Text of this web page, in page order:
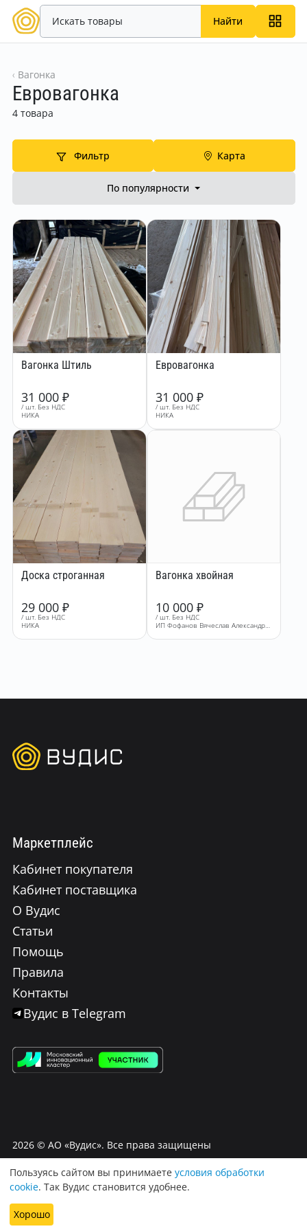
Найти
Вагонка
Евровагонка
4 товара
Фильтр
По популярности
Карта
Вагонка Штиль
31 000 ₽
/ шт. Без НДС
НИКА
Евровагонка
31 000 ₽
/ шт. Без НДС
НИКА
Доска строганная
29 000 ₽
/ шт. Без НДС
НИКА
Вагонка хвойная
10 000 ₽
/ шт. Без НДС
ИП Фофанов Вячеслав Александрович
Маркетплейс
Кабинет покупателя
Кабинет поставщика
О Вудис
Статьи
Помощь
Правила
Контакты
Вудис в Telegram
2026© АО «Вудис». Все права защищены
Условия использования Вудис
Политика обработки персональных данных
Пользуясь сайтом вы принимаете условия обработки
cookie. Так Вудис становится удобнее.
Хорошо